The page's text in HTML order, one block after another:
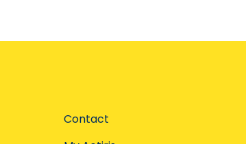
Contact